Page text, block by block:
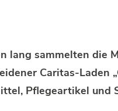
lang sammelten die
Caritas-Laden
Pflegeartikel und